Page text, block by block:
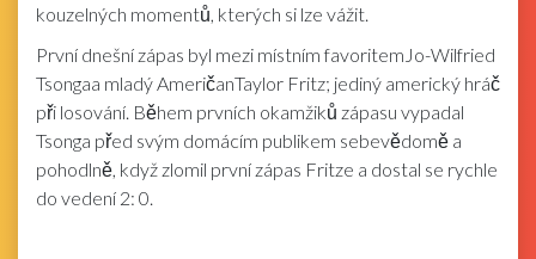
kouzelných momentů, kterých si lze vážit.
První dnešní zápas byl mezi místním favoritemJo-Wilfried
Tsongaa mladý AmeričanTaylor Fritz; jediný americký hráč
při losování. Během prvních okamžiků zápasu vypadal
Tsonga před svým domácím publikem sebevědomě a
pohodlně, když zlomil první zápas Fritze a dostal se rychle
do vedení 2: 0.